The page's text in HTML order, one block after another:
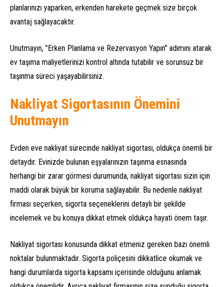
planlarınızı yaparken, erkenden harekete geçmek size birçok
avantaj sağlayacaktır.
Unutmayın, "Erken Planlama ve Rezervasyon Yapın" adımını atarak
ev taşıma maliyetlerinizi kontrol altında tutabilir ve sorunsuz bir
taşınma süreci yaşayabilirsiniz.
Nakliyat Sigortasının Önemini
Unutmayın
Evden eve nakliyat sürecinde nakliyat sigortası, oldukça önemli bir
detaydır. Evinizde bulunan eşyalarınızın taşınma esnasında
herhangi bir zarar görmesi durumunda, nakliyat sigortası sizin için
maddi olarak büyük bir koruma sağlayabilir. Bu nedenle nakliyat
firması seçerken, sigorta seçeneklerini detaylı bir şekilde
incelemek ve bu konuya dikkat etmek oldukça hayati önem taşır.
Nakliyat sigortası konusunda dikkat etmeniz gereken bazı önemli
noktalar bulunmaktadır. Sigorta poliçesini dikkatlice okumak ve
hangi durumlarda sigorta kapsamı içerisinde olduğunu anlamak